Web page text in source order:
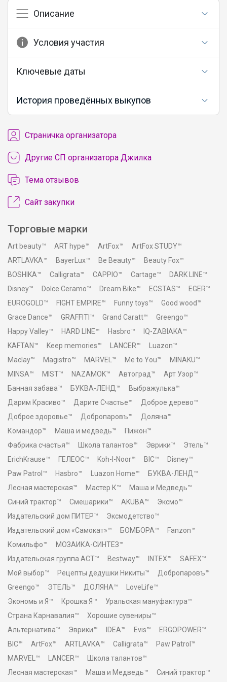
Описание
Условия участия
Ключевые даты
История проведённых выкупов
Cтраничка организатора
Другие СП организатора Джилка
Тема отзывов
Сайт закупки
Торговые марки
Art beauty™ ART hype™ ArtFox™
ArtFox STUDY™
ARTLAVKA™
BayerLux™ Be Beauty™
Beauty Fox™
BOSHIKA™
Calligrata™ CAPPIO™ Cartage™
DARK LINE™
Disney™
Dolce Ceramo™ Dream Bike™ ECSTAS™
EGER™
EUROGOLD™
FIGHT EMPIRE™ Funny toys™
Good wood™
Grace Dance™
GRAFFITI™ Grand Caratt™
Greengo™
Happy Valley™
HARD LINE™ Hasbro™
IQ-ZABIAKA™
KAFTAN™
Keep memories™ LANCER™
Luazon™
Maclay™
Magistro™ MARVEL™ Me to You™
MINAKU™
MINSA™
MIST™ NAZAMOK™ Автоград™
Арт Узор™
Банная забава™
БУКВА-ЛЕНД™
Выбражулька™
Дарим Красиво™
Дарите Счастье™
Доброе дерево™
Доброе здоровье™
Добропаровъ™
Доляна™
Командор™
Маша и медведь™
Пижон™
Фабрика счастья™
Школа талантов™ Эврики™
Этель™
ErichKrause™
ГЕЛЕОС™ Koh-I-Noor™ BIC™
Disney™
Paw Patrol™
Hasbro™ Luazon Home™
БУКВА-ЛЕНД™
Лесная мастерская™
Мастер К™
Маша и Медведь™
Синий трактор™
Смешарики™ AKUBA™
Эксмо™
Издательский дом ПИТЕР™
Эксмодетство™
Издательский дом «Самокат»™
БОМБОРА™
Fanzon™
Комильфо™
МОЗАИКА-СИНТЕЗ™
Издательская группа АСТ™
Bestway™ INTEX™
SAFEX™
Мой выбор™
Рецепты дедушки Никиты™
Добропаровъ™
Greengo™
ЭТЕЛЬ™ ДОЛЯНА™
LoveLife™
Экономь и Я™
Крошка Я™
Уральская мануфактура™
Страна Карнавалия™
Хорошие сувениры™
Альтернатива™
Эврики™ IDEA™ Evis™
ERGOPOWER™
BIC™
ArtFox™ ARTLAVKA™ Calligrata™
Paw Patrol™
MARVEL™
LANCER™
Школа талантов™
Лесная мастерская™
Маша и Медведь™ Синий трактор™